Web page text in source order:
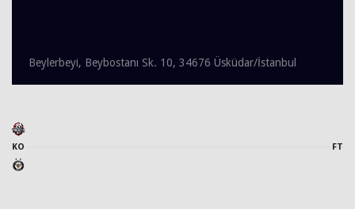
Beylerbeyi, Beybostanı Sk. 10, 34676 Üsküdar/İstanbul
KO FT